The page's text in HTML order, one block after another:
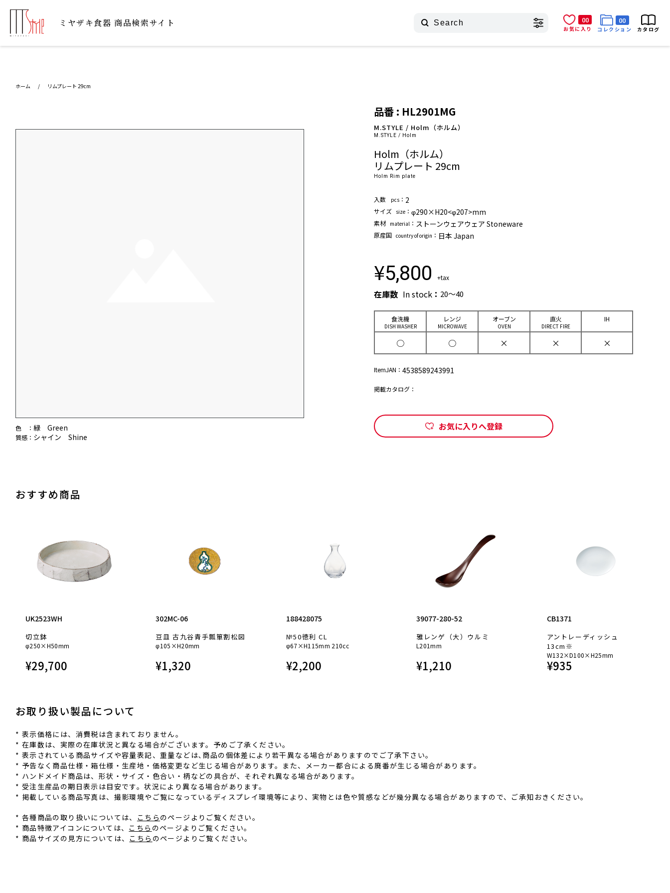
ミヤザキ⾷器 商品検索サイト
00
お気に入り
00
コレクション
カタログ
ホーム / リムプレート 29cm
色 ： 緑 Green
質感： シャイン Shine
品番 : HL2901MG
M.STYLE / Holm（ホルム）
M.STYLE / Holm
Holm（ホルム）
リムプレート 29cm
Holm Rim plate
⼊数 pcs ： 2
サイズ size ：φ290×H20<φ207>mm
素材 material ： ストーンウェアウェア Stoneware
原産国 country of origin ： 日本 Japan
¥5,800 +tax
在庫数 In stock ： 20～40
⾷洗機
DISH WASHER
レンジ
MICROWAVE
オーブン
OVEN
直⽕
DIRECT FIRE
IH
○ ○ × × ×
ItemJAN：4538589243991
掲載カタログ：
お気に入りへ登録
おすすめ商品
UK2523WH
切立鉢
φ250×H50mm
¥29,700
302MC-06
豆皿 古九谷青手瓢箪割松図
φ105×H20mm
¥1,320
188428075
№50徳利 CL
φ67×H115mm 210cc
¥2,200
39077-280-52
雅レンゲ（大）ウルミ
L201mm
¥1,210
CB1371
アントレーディッシュ
13cm※
W132×D100×H25mm
¥935
お取り扱い製品について
* 表⽰価格には、消費税は含まれておりません。
* 在庫数は、実際の在庫状況と異なる場合がございます。予めご了承ください。
* 表⽰されている商品サイズや容量表記、重量などは､商品の個体差により若⼲異なる場合がありますのでご了承下さい。
* 予告なく商品仕様‧箱仕様‧⽣産地‧価格変更など⽣じる場合があります。また、メーカー都合による廃番が⽣じる場合があります。
* ハンドメイド商品は、形状‧サイズ‧⾊合い‧柄などの具合が、それぞれ異なる場合があります。
* 受注⽣産品の期⽇表⽰は⽬安です。状況により異なる場合があります。
* 掲載している商品写真は、撮影環境やご覧になっているディスプレイ環境等により、実物とは⾊や質感などが幾分異なる場合がありますので、ご承知おきください。
* 各種商品の取り扱いについては、 こちら のページよりご覧ください。
* 商品特徴アイコンについては、 こちら のページよりご覧ください。
* 商品サイズの見方については、 こちら のページよりご覧ください。